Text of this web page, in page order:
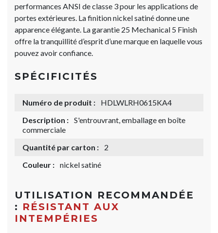
performances ANSI de classe 3 pour les applications de
portes extérieures. La finition nickel satiné donne une
apparence élégante. La garantie 25 Mechanical 5 Finish
offre la tranquillité d’esprit d’une marque en laquelle vous
pouvez avoir confiance.
SPÉCIFICITÉS
Numéro de produit :
HDLWLRH0615KA4
Description : S'entrouvrant, emballage en boîte
commerciale
Quantité par carton :
2
Couleur : nickel satiné
UTILISATION RECOMMANDÉE
: RÉSISTANT AUX
INTEMPÉRIES